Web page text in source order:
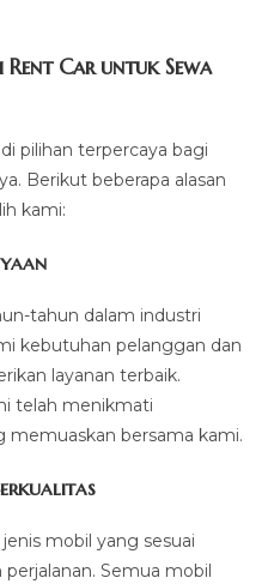
Car untuk Sewa
pilihan terpercaya bagi
Berikut beberapa alasan
kami:
tahun dalam industri
kebutuhan pelanggan dan
layanan terbaik.
telah menikmati
memuaskan bersama kami.
mobil yang sesuai
Semua mobil